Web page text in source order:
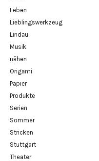
Leben
Lieblingswerkzeug
Lindau
Musik
nähen
Origami
Papier
Produkte
Serien
Sommer
Stricken
Stuttgart
Theater